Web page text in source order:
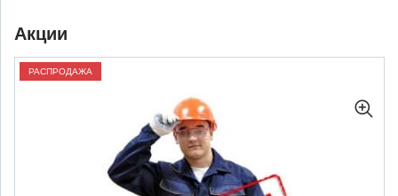
Акции
РАСПРОДАЖА